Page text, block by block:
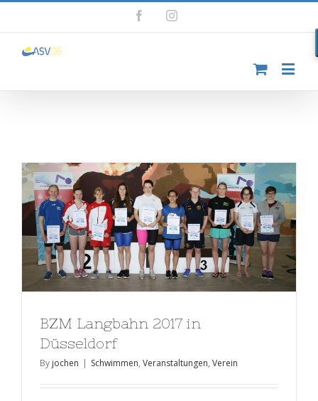
FacebookInstagram
BZM Langbahn 2017 in
Düsseldorf
By jochen | Schwimmen, Veranstaltungen, Verein